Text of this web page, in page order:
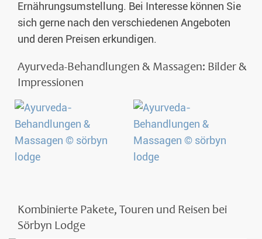
Ernährungsumstellung. Bei Interesse können Sie
sich gerne nach den verschiedenen Angeboten
und deren Preisen erkundigen.
Ayurveda-Behandlungen & Massagen: Bilder &
Impressionen
Kombinierte Pakete, Touren und Reisen bei
Sörbyn Lodge